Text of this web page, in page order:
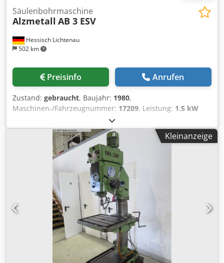
Hessisch Lichtenau
502 km
Säulenbohrmaschine
Alzmetall AB 3 ESV
Preisinfo Anrufen
Zustand: gebraucht, Baujahr: 1980,
Maschinen-/Fahrzeugnummer: 17209, Leistung: 1.5 kW
, Eingangsspannung:400 V
Hz, Spindelaufnahme:MK 3, Höheneinstelltyp:
mechanisch , Drehzahl (max.):1’750 U/min
, Drehzahl
130 U/min, Gesamthöhe:2’000 mm
, Ausstattung: Drehzahl stufenlos einstellbar
Gebrauchte Säulenbohrmaschine Hersteller: Alzmetall Typ:
AB 3 ESV Maschinennummer: 17209 Baujahr: 1980
Bohrleistung in Guss: Ø 35 mm Bohrleistung in Stahl
(Durchmesser): 28 mm Spindeldrehzahl über 2
Getriebestufen, 2 Motordrehzahlen und stufenlos über
Variatorgetriebe 130 - 1750 U/min. Spindelaufnahme: MK 3
Vorschub: 0,1; 0,2; 0,3 manuell/automatisch mm/U
Abstand Spindel/Tisch min/max.: 80 - 680 mm
Tischaufspannfläche:: 500 x 370 mm Tisch drehbar: 360 °
Kleinanzeige